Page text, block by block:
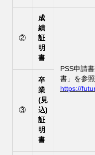
②
成
績
証
明
書
PSS申請
書」を参
https://
③
卒
業
(見
込)
証
明
書